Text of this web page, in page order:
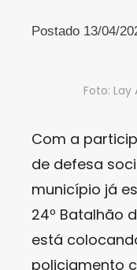
Postado 13/04/
Foto:
Com a
de defesa
município já
24º Batalhão
está
policiamento